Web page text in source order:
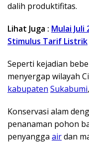
dalih produktifitas.
Lihat Juga : Mulai
Stimulus Tarif Listrik
Seperti kejadian
menyergap wilayah
kabupaten Sukabumi
Konservasi alam
penanaman pohon
penyangga airdan